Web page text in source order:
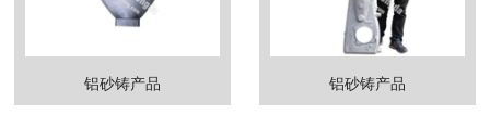
铝砂铸产品 铝砂铸产品